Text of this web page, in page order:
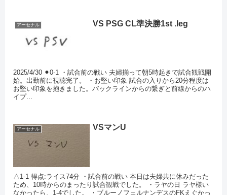
アーセナル VS PSG CL準決勝1st .leg
2025/4/30 ⚫︎0-1 ・試合前の戦い 夫婦揃って朝5時起きで試合観戦開
始。出勤前に視聴完了。 ・お堅い印象 試合の入りから20分程度は
お堅い印象を抱きました。バックラインからの繋ぎと前線からのハ
イプ...
アーセナル VSマンU
△1-1 得点:ライス74分 ・試合前の戦い 本日は夫婦共に休みだった
ため、10時からのまったり試合観戦でした。 ・ラヤの日 ラヤ様い
なかったら、1-4でした。 ・ブルーノフェルナンデスのFKえぐかっ